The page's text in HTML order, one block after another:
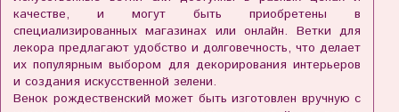
качестве, и могут быть приобретены в
специализированных магазинах или онлайн. Ветки для
лекора предлагают удобство и долговечность, что делает
их популярным выбором для декорирования интерьеров
и создания искусственной зелени.
Венок рождественский может быть изготовлен вручную с